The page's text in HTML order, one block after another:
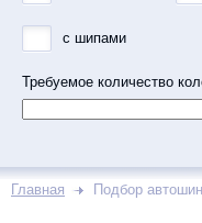
с шипами
Требуемое количество
Главная Подбор автошин